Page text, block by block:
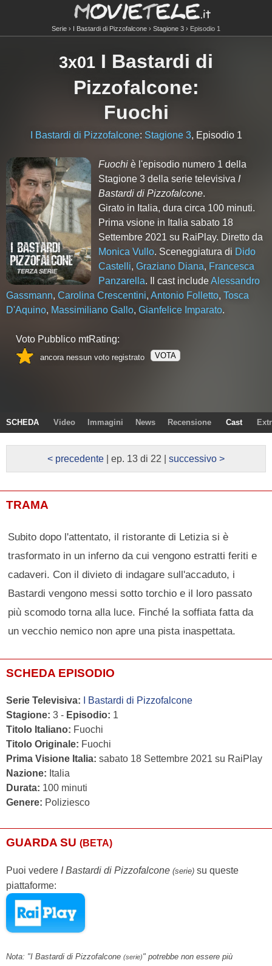
Serie I Bastardi di Pizzofalcone Stagione 3 Episodio 1
3x01 I Bastardi di
Pizzofalcone:
Fuochi
I Bastardi di Pizzofalcone: Stagione 3, Episodio 1
Fuochi è l'episodio numero 1 della
Stagione3 della serie televisiva I
Bastardi di Pizzofalcone.
Girato in Italia, dura circa 100 minuti.
Prima vsione in Italia sabato 18
Settembre 2021 su RaiPlay. Diretto da
Monica Vullo. Sceneggiatura di Dido
Castelli,Graziano Diana, Francesca
Panzarella. Il cast includeAlessandro
Gassmann, Carolina Crescentini, Antonio Folletto, Tosca
D'Aquino, Massimiliano Gallo, Gianfelice Imparato.
Voto Pubblico mtRating:
ancora nessun voto registrato VOTA
SCHEDA Video Immagini News Recensione Cast
< precedente | ep. 13 di 22 | successivo >
TRAMA
Subito dopo l'attentato, il ristorante di Letizia si è
trasformato in un inferno da cui vengono estratti feriti e
cadaveri. Con il divieto di indagare sull'accaduto, i
Bastardi vengono messi sotto torchio e il loro passato
più scomodo torna alla luce. Finché la soffiata fatta da
un vecchio nemico non apre una pista inaspettata.
SCHEDA EPISODIO
Serie Televisiva:
I Bastardi di Pizzofalcone
Stagione: 3 - Episodio: 1
Titolo Italiano: Fuochi
Titolo Originale: Fuochi
Prima Visione Italia: sabato 18 Settembre 2021 su RaiPlay
Nazione: Italia
Durata: 100 minuti
Genere: Poliziesco
GUARDA SU (BETA)
Puoi vedere I Bastardi di Pizzofalcone (serie) su queste
piattaforme:
Nota: "I Bastardi di Pizzofalcone (serie)" potrebbe non essere più